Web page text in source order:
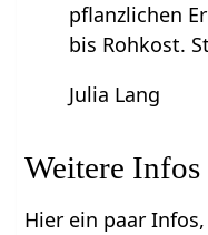
pflanzlichen
bis Rohkost.
Julia Lang
Weitere Infos
Hier ein paar